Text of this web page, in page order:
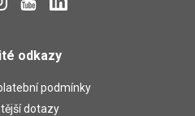
odkazy
podmínky
dotazy